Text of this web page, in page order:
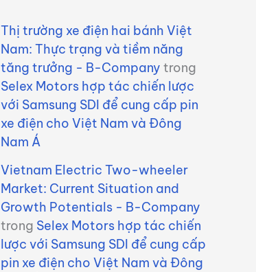
Thị trường xe điện hai bánh Việt
Nam: Thực trạng và tiềm năng
tăng trưởng - B-Company trong
Selex Motors hợp tác chiến lược
với Samsung SDI để cung cấp pin
xe điện cho Việt Nam và Đông
Nam Á
Vietnam Electric Two-wheeler
Market: Current Situation and
Growth Potentials - B-Company
trong Selex Motors hợp tác chiến
lược với Samsung SDI để cung cấp
pin xe điện cho Việt Nam và Đông